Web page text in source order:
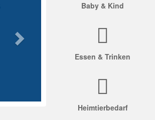
Baby & Kind
Essen & Trinken
Heimtierbedarf